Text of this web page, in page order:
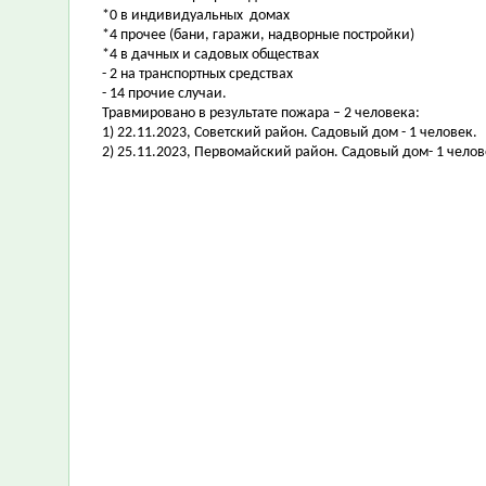
*0 в индивидуальных домах
*4 прочее (бани, гаражи, надворные постройки)
*4 в дачных и садовых обществах
- 2 на транспортных средствах
- 14 прочие случаи.
Травмировано в результате пожара – 2 человека:
1) 22.11.2023, Советский район. Садовый дом - 1 человек.
2) 25.11.2023, Первомайский район. Садовый дом- 1